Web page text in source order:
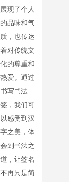
展现了个人
的品味和气
质，也传达
着对传统文
化的尊重和
热爱。通过
书写书法
签，我们可
以感受到汉
字之美，体
会到书法之
道，让签名
不再只是简